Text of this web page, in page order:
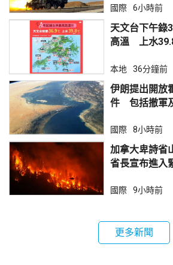
國際 6小時前
天文台下午錄
高溫 上水
本地 36分鐘前
伊朗提出開放
件 包括撤軍
國際 8小時前
加拿大卑詩省
省長宣布進入
國際 9小時前
更多新聞